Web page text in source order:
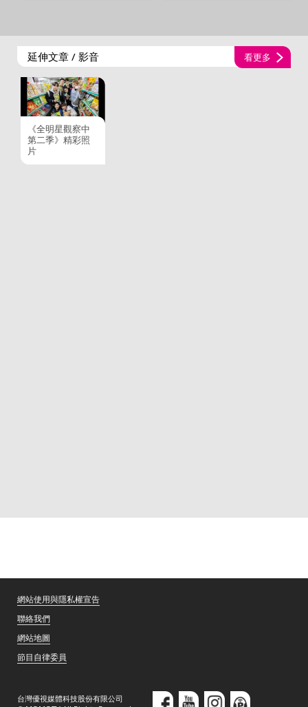
延伸文章 / 影音 看更多
《全明星觀察中
第二季》精彩照
片
網站使用與隱私權宣告
聯絡我們
網站地圖
節目自律委員
台灣優視媒體科技股份有限公司